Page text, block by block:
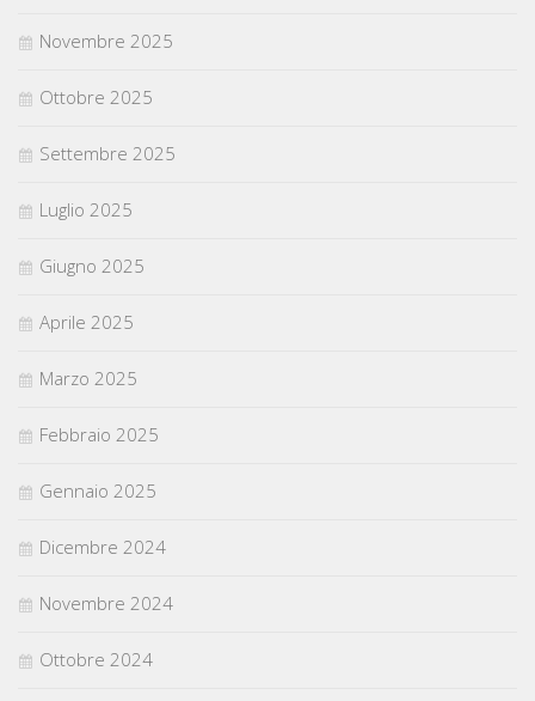
Novembre 2025
Ottobre 2025
Settembre 2025
Luglio 2025
Giugno 2025
Aprile 2025
Marzo 2025
Febbraio 2025
Gennaio 2025
Dicembre 2024
Novembre 2024
Ottobre 2024